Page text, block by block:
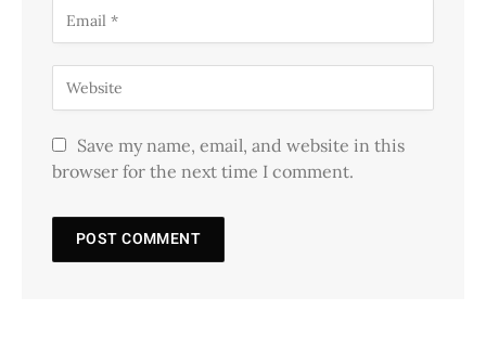
Save my name, email, and website in this
browser for the next time I comment.